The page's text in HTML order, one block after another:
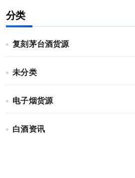
分类
复刻茅台酒货源
未分类
电子烟货源
白酒资讯